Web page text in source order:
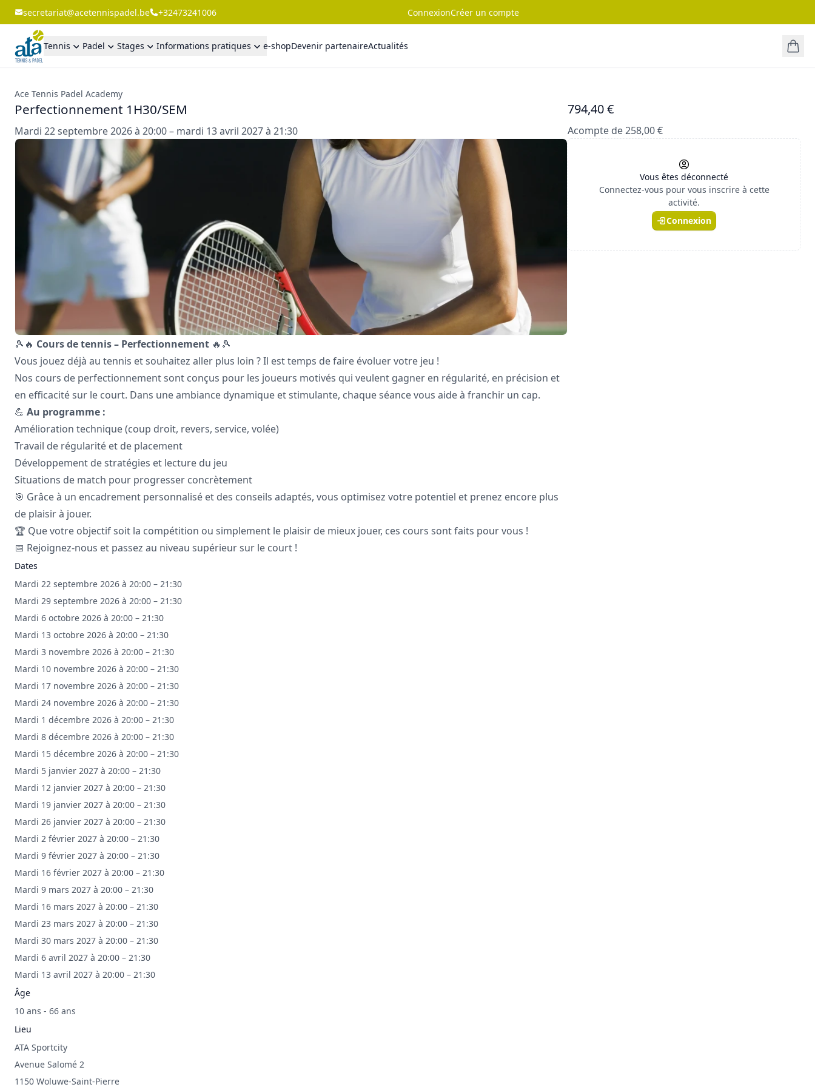
secretariat@acetennispadel.be +32473241006 ConnexionCréer un compte
Tennis Padel Stages Informations pratiques e-shopDevenir partenaireActualités
Ace Tennis Padel Academy
Perfectionnement 1H30/SEM
Mardi 22 septembre 2026 à 20:00 – mardi 13 avril 2027 à 21:30
794,40 €
Acompte de 258,00 €
🎾🔥 Cours de tennis – Perfectionnement 🔥🎾
Vous jouez déjà au tennis et souhaitez aller plus loin ? Il est temps de faire évoluer votre jeu !
Nos cours de perfectionnement sont conçus pour les joueurs motivés qui veulent gagner en régularité, en précision et
en efficacité sur le court. Dans une ambiance dynamique et stimulante, chaque séance vous aide à franchir un cap.
💪 Au programme :
Amélioration technique (coup droit, revers, service, volée)
Travail de régularité et de placement
Développement de stratégies et lecture du jeu
Situations de match pour progresser concrètement
🎯 Grâce à un encadrement personnalisé et des conseils adaptés, vous optimisez votre potentiel et prenez encore plus
de plaisir à jouer.
🏆 Que votre objectif soit la compétition ou simplement le plaisir de mieux jouer, ces cours sont faits pour vous !
📅 Rejoignez-nous et passez au niveau supérieur sur le court !
Dates
Mardi 22 septembre 2026 à 20:00 – 21:30
Mardi 29 septembre 2026 à 20:00 – 21:30
Mardi 6 octobre 2026 à 20:00 – 21:30
Mardi 13 octobre 2026 à 20:00 – 21:30
Mardi 3 novembre 2026 à 20:00 – 21:30
Mardi 10 novembre 2026 à 20:00 – 21:30
Mardi 17 novembre 2026 à 20:00 – 21:30
Mardi 24 novembre 2026 à 20:00 – 21:30
Mardi 1 décembre 2026 à 20:00 – 21:30
Mardi 8 décembre 2026 à 20:00 – 21:30
Mardi 15 décembre 2026 à 20:00 – 21:30
Mardi 5 janvier 2027 à 20:00 – 21:30
Mardi 12 janvier 2027 à 20:00 – 21:30
Mardi 19 janvier 2027 à 20:00 – 21:30
Mardi 26 janvier 2027 à 20:00 – 21:30
Mardi 2 février 2027 à 20:00 – 21:30
Mardi 9 février 2027 à 20:00 – 21:30
Mardi 16 février 2027 à 20:00 – 21:30
Mardi 9 mars 2027 à 20:00 – 21:30
Mardi 16 mars 2027 à 20:00 – 21:30
Mardi 23 mars 2027 à 20:00 – 21:30
Mardi 30 mars 2027 à 20:00 – 21:30
Mardi 6 avril 2027 à 20:00 – 21:30
Mardi 13 avril 2027 à 20:00 – 21:30
Âge
10 ans - 66 ans
Lieu
ATA Sportcity
Avenue Salomé 2
1150 Woluwe-Saint-Pierre
Vous êtes déconnecté
Connectez-vous pour vous inscrire à cette
activité.
Connexion